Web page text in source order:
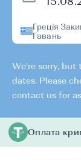
Греція
Гавань
We're sorry, but
dates. Please
contact us for
Оплата